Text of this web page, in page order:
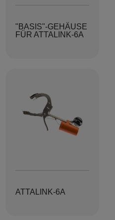
"BASIS"-GEHÄUSE
FÜR ATTALINK-6A
ATTALINK-6A